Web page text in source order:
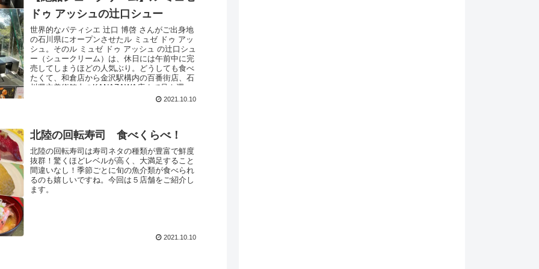
ドゥ アッシュの辻口シュー
世界的なパティシエ 辻口 博啓 さんがご出身地
の石川県にオープンさせたル ミュゼ ドゥ アッ
シュ。そのル ミュゼ ドゥ アッシュ の辻口シュ
ー（シュークリーム）は、休日には午前中に完
売してしまうほどの人気ぶり。どうしても食べ
たくて、和倉店から金沢駅構内の百番街店、石
川県立美術館内のKANAZAWA店まで足を運
び、やっと出会えた辻口シュー。そのときの情
2021.10.10
北陸の回転寿司 食べくらべ！
北陸の回転寿司は寿司ネタの種類が豊富で鮮度
抜群！驚くほどレベルが高く、大満足すること
間違いなし！季節ごとに旬の魚介類が食べられ
るのも嬉しいですね。今回は５店舗をご紹介し
ます。
2021.10.10